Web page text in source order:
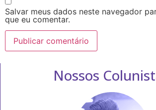
Salvar meus dados neste navegador
que eu comentar.
Nossos